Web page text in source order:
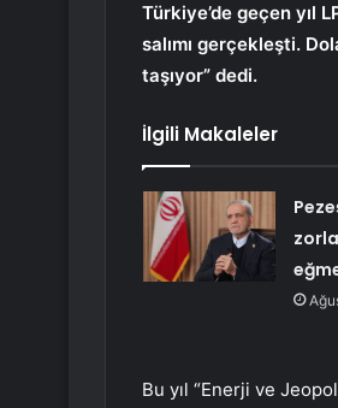
Türkiye’de geçen yıl
salımı gerçekleşti.
taşıyor” dedi.
İlgili Makaleler
Bu yıl “Enerji ve